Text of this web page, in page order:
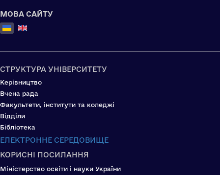
МОВА САЙТУ
Оберіть свою мову
СТРУКТУРА УНІВЕРСИТЕТУ
Керівництво
Вчена рада
Факультети, інститути та коледжі
Відділи
Бібліотека
ЕЛЕКТРОННЕ СЕРЕДОВИЩЕ
КОРИСНІ ПОСИЛАННЯ
Міністерство освіти і науки України